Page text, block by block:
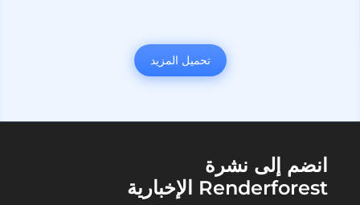
تحميل المزيد
انضم إلى نشرة
Renderforest الإخبارية